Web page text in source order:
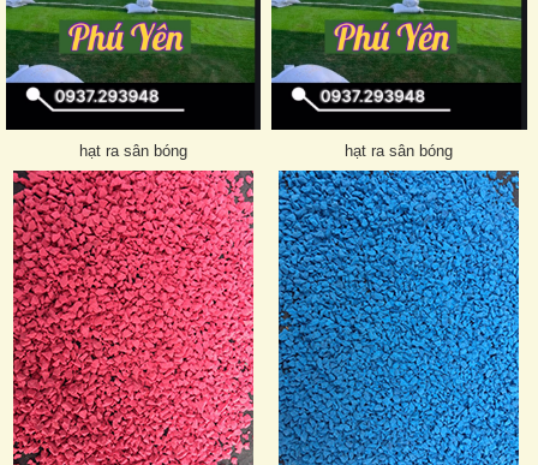
hạt ra sân bóng hạt ra sân bóng